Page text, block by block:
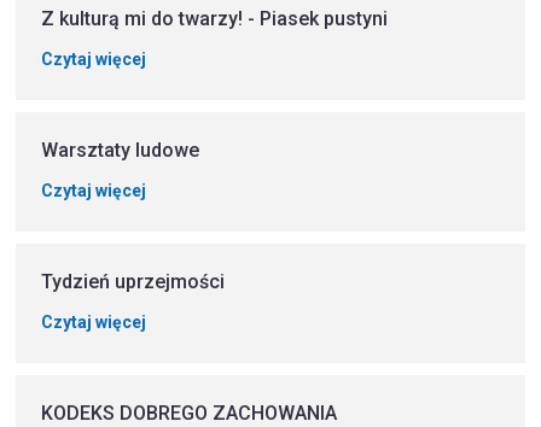
Z kulturą mi do twarzy! - Piasek pustyni
Czytaj więcej
Warsztaty ludowe
Czytaj więcej
Tydzień uprzejmości
Czytaj więcej
KODEKS DOBREGO ZACHOWANIA